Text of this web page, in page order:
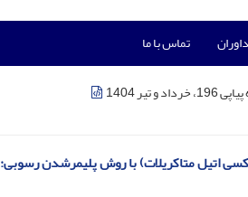
داوران تماس با ما